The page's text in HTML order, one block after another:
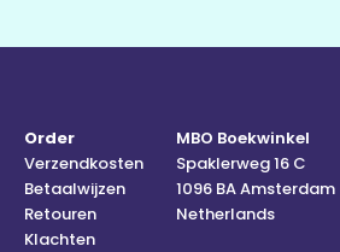
Order
Verzendkosten
Betaalwijzen
Retouren
Klachten
MBO Boekwinkel
Spaklerweg 16 C
1096 BA Amsterdam
Netherlands